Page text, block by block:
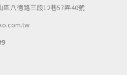
區八德路三段12巷57弄40號